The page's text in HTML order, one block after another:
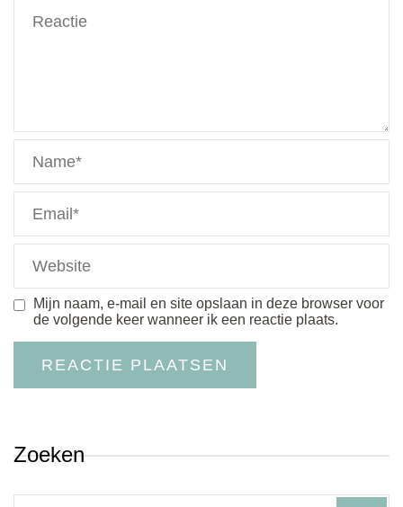
Mijn naam, e-mail en site opslaan in deze browser voor
de volgende keer wanneer ik een reactie plaats.
Zoeken